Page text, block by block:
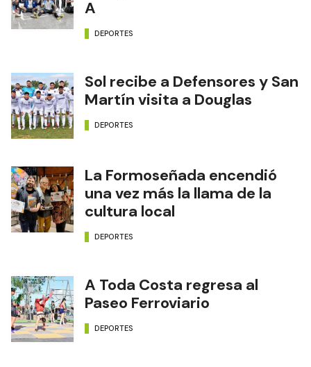
A
DEPORTES
Sol recibe a Defensores y San
Martín visita a Douglas
DEPORTES
La Formoseñada encendió
una vez más la llama de la
cultura local
DEPORTES
A Toda Costa regresa al
Paseo Ferroviario
DEPORTES